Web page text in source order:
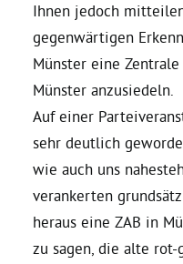
Aktuelles
Termine
Kontakt
Ihnen jedoch
gegenwärtigen
Münster eine
Münster anzusiedeln.
Auf einer
sehr deutlich
wie auch uns
verankerten
heraus eine ZAB in
zu sagen, die alte rot-